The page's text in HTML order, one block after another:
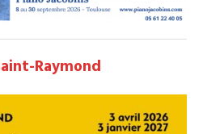
Raymond